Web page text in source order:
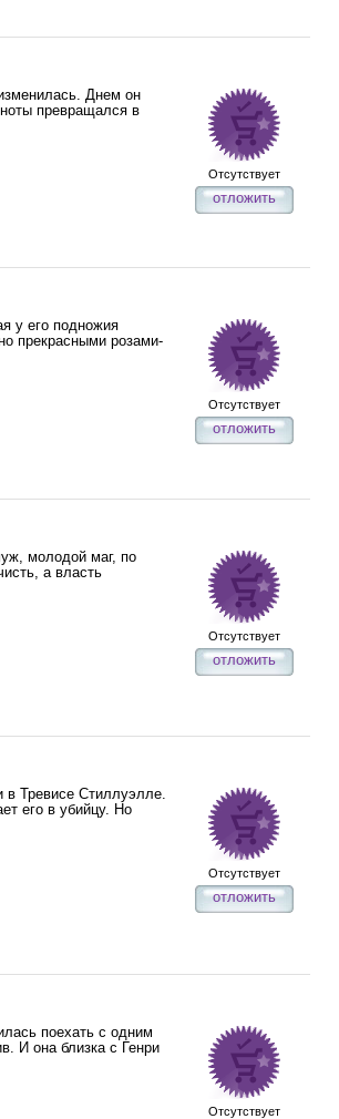
Днем он
превращался в
Отсутствует
отложить
у его подножия
прекрасными розами-
Отсутствует
отложить
молодой маг, по
а власть
Отсутствует
отложить
в Тревисе Стиллуэлле.
его в убийцу. Но
Отсутствует
отложить
поехать с одним
И она близка с Генри
Отсутствует